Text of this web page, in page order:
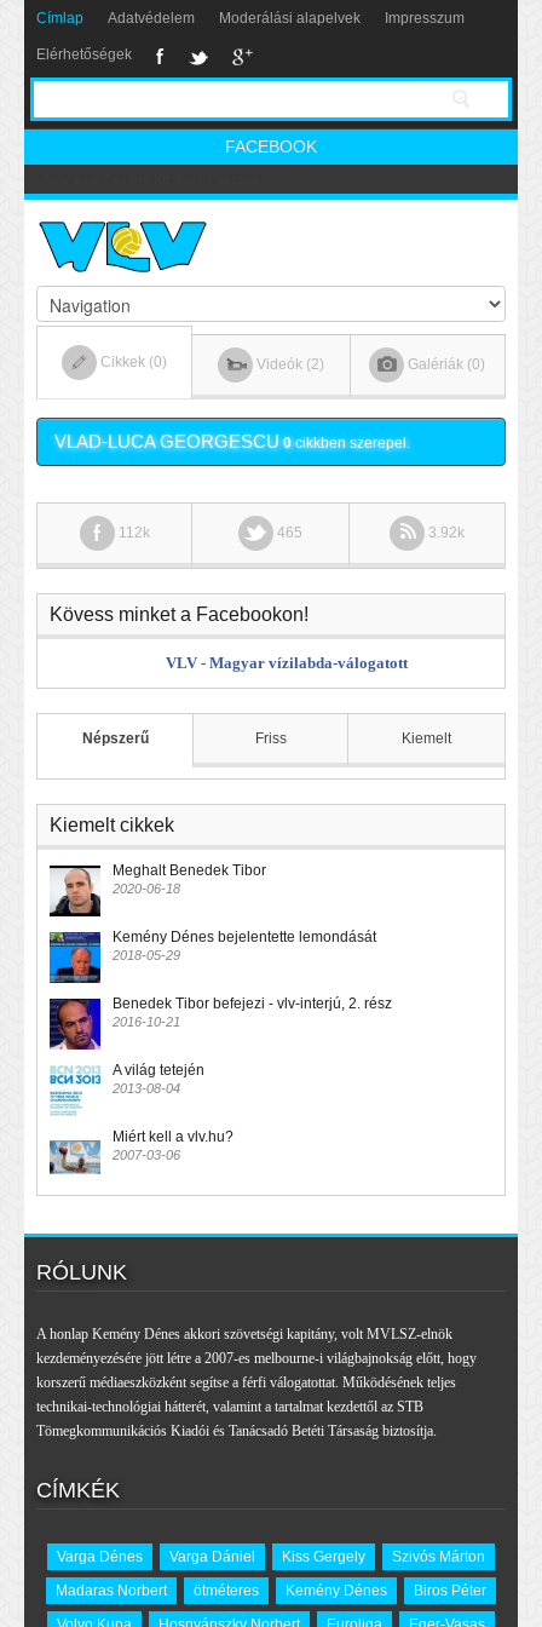
Címlap Adatvédelem Moderálási alapelvek Impresszum
Elérhetőségek
FACEBOOK
Cikkek (0) Videók (2) Galériák (0)
VLAD-LUCA GEORGESCU 0cikkben szerepel.
112k 465 3.92k
Kövess minket a Facebookon!
VLV - Magyar vízilabda-válogatott
Népszerű Friss Kiemelt
Kiemelt cikkek
Meghalt Benedek Tibor
2020-06-18
Kemény Dénes bejelentette lemondását
2018-05-29
Benedek Tibor befejezi - vlv-interjú, 2. rész
2016-10-21
A világ tetején
2013-08-04
Miért kell a vlv.hu?
2007-03-06
RÓLUNK
A honlap Kemény Dénes akkori szövetségi kapitány, volt MVLSZ-elnök
kezdeményezésére jött létre a 2007-es melbourne-i világbajnokság előtt, hogy
korszerű médiaeszközként segítse a férfi válogatottat. Működésének teljes
technikai-technológiai hátterét, valamint a tartalmat kezdettől az STB
Tömegkommunikációs Kiadói és Tanácsadó Betéti Társaság biztosítja.
CÍMKÉK
Varga Dénes Varga Dániel Kiss Gergely
Szivós Márton
Madaras Norbert
ötméteres Kemény Dénes
Biros Péter